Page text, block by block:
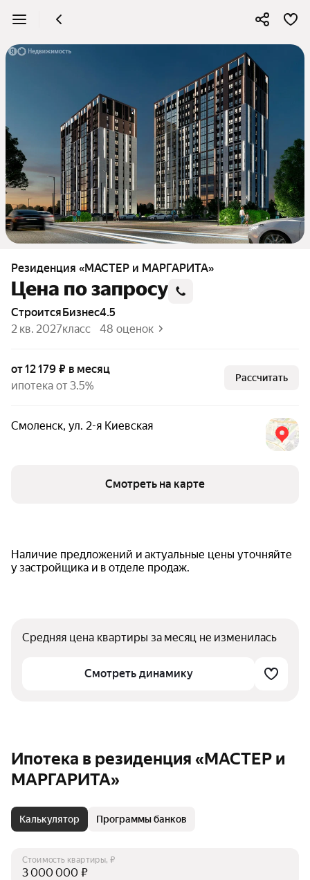
Резиденция «МАСТЕР и МАРГАРИТА»
Цена по запросу
Строится
2 кв. 2027
бизнес
класс
4.5
48 оценок
от 12 179 ₽ в месяц
ипотека от 3.5%
Рассчитать
Смоленск, ул. 2-я Киевская
Смотреть на карте
Наличие предложений и актуальные цены уточняйте
у застройщика и в отделе продаж.
Средняя цена квартиры за месяц не изменилась
Смотреть динамику
Ипотека в резиденция «МАСТЕР и
МАРГАРИТА»
Калькулятор Программы банков
Стоимость квартиры, ₽
₽